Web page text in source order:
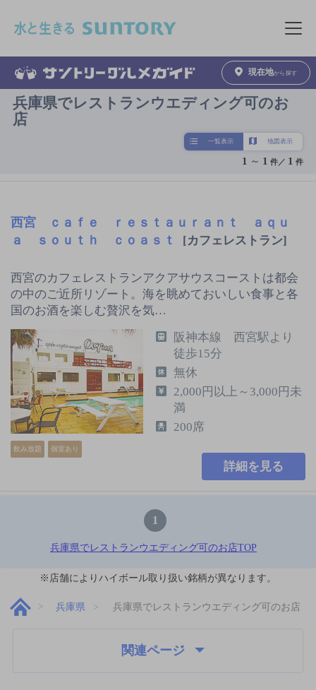
メニュ
現在地から探す
兵庫県でレストランウエディング可のお
店
一覧表示 地図表示
1 ～ 1 件／ 1 件
西宮 ｃａｆｅ ｒｅｓｔａｕｒａｎｔ ａｑｕ
ａ ｓｏｕｔｈ ｃｏａｓｔ
[カフェレストラン]
西宮のカフェレストランアクアサウスコーストは都会
の中のご近所リゾート。海を眺めておいしい食事と各
国のお酒を楽しむ贅沢を気…
飲み放題 個室あり
阪神本線 西宮駅より
徒歩15分
無休
2,000円以上～3,000円未
満
200席
詳細を見る
1
兵庫県でレストランウエディング可のお店TOP
※店舗によりハイボール取り扱い銘柄が異なります。
兵庫県 兵庫県でレストランウエディング可のお店
関連ページ